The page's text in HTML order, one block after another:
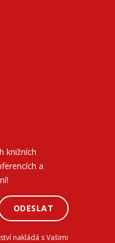
knižních
a
ODESLAT
nakládá s Vašimi